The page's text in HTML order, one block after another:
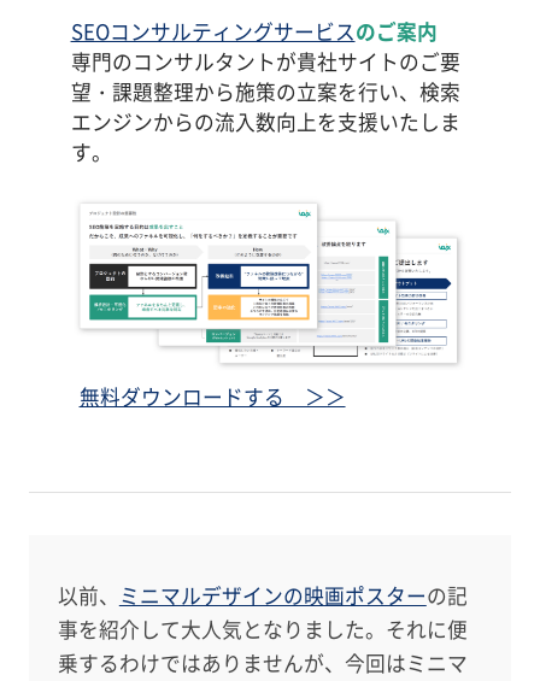
SEOコンサルティングサービスのご案内
専門のコンサルタントが貴社サイトのご要
望・課題整理から施策の立案を行い、検索
エンジンからの流入数向上を支援いたしま
す。
無料ダウンロードする ＞＞
以前、 ミニマルデザインの映画ポスターの記
事を紹介して大人気となりました。それに便
乗するわけではありませんが、今回はミニマ